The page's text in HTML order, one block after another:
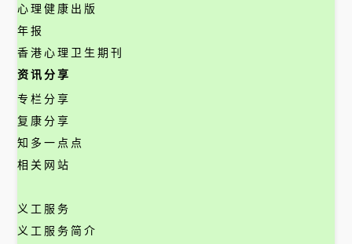
心理健康出版
年报
香港心理卫生期刊
资讯分享
专栏分享
复康分享
知多一点点
相关网站
义工服务
义工服务简介